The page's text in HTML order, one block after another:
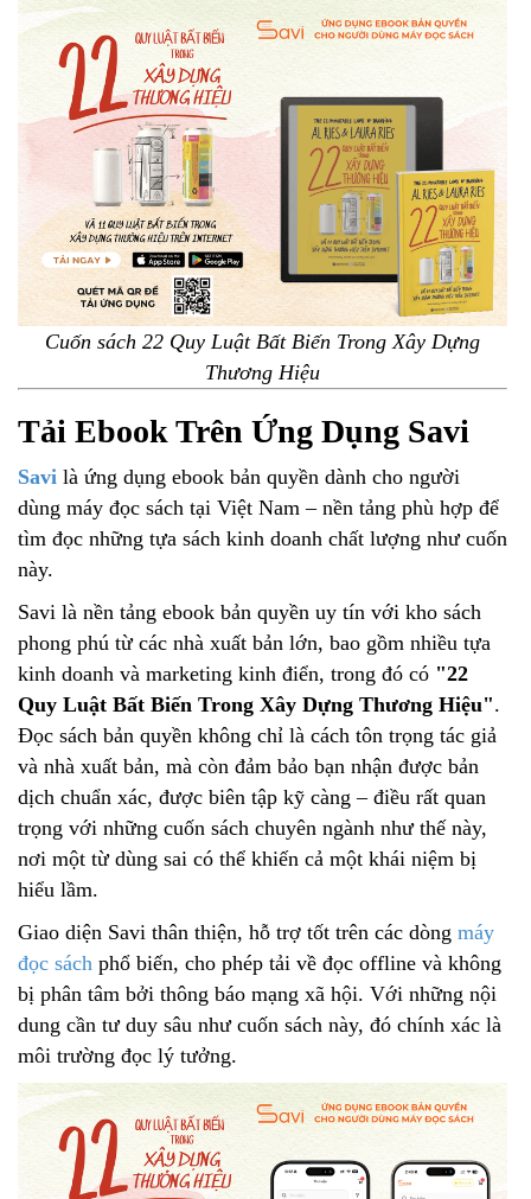
Cuốn sách 22 Quy Luật Bất Biến Trong Xây Dựng
Thương Hiệu
Tải Ebook Trên Ứng Dụng Savi
Savi là ứng dụng ebook bản quyền dành cho người
dùng máy đọc sách tại Việt Nam – nền tảng phù hợp để
tìm đọc những tựa sách kinh doanh chất lượng như cuốn
này.
Savi là nền tảng ebook bản quyền uy tín với kho sách
phong phú từ các nhà xuất bản lớn, bao gồm nhiều tựa
kinh doanh và marketing kinh điển, trong đó có "22
Quy Luật Bất Biến Trong Xây Dựng Thương Hiệu".
Đọc sách bản quyền không chỉ là cách tôn trọng tác giả
và nhà xuất bản, mà còn đảm bảo bạn nhận được bản
dịch chuẩn xác, được biên tập kỹ càng – điều rất quan
trọng với những cuốn sách chuyên ngành như thế này,
nơi một từ dùng sai có thể khiến cả một khái niệm bị
hiểu lầm.
Giao diện Savi thân thiện, hỗ trợ tốt trên các dòng máy
đọc sách phổ biến, cho phép tải về đọc offline và không
bị phân tâm bởi thông báo mạng xã hội. Với những nội
dung cần tư duy sâu như cuốn sách này, đó chính xác là
môi trường đọc lý tưởng.